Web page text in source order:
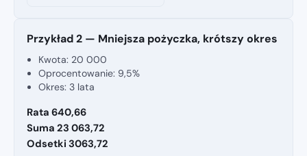
Przykład 2 — Mniejsza pożyczka, krótszy okres
Kwota: 20 000
Oprocentowanie: 9,5%
Okres: 3 lata
Rata 640,66
Suma 23 063,72
Odsetki 3063,72